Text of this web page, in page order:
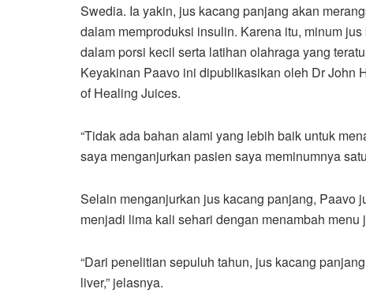
Swedia. Ia yakin, jus kacang panjang akan
dalam memproduksi insulin. Karena itu, minum
dalam porsi kecil serta latihan olahraga yang
Keyakinan Paavo ini dipublikasikan oleh Dr John
of Healing Juices.
“Tidak ada bahan alami yang lebih baik untuk
saya menganjurkan pasien saya meminumnya
Selain menganjurkan jus kacang panjang, Paavo
menjadi lima kali sehari dengan menambah menu
“Dari penelitian sepuluh tahun, jus kacang
liver,” jelasnya.